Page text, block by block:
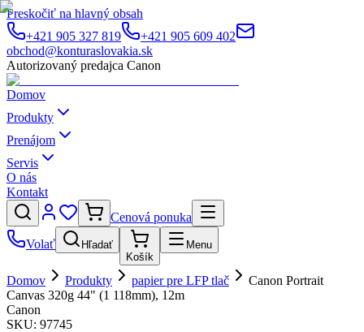
Preskočiť na hlavný obsah
+421 905 327 819
+421 905 609 402
obchod@konturaslovakia.sk
Autorizovaný predajca Canon
Domov
Produkty
Prenájom
Servis
O nás
Kontakt
Cenová ponuka
Volať
Hľadať
Košík
Menu
Domov Produkty papier pre LFP tlač
Canon Portrait
Canvas 320g 44" (1 118mm), 12m
Canon
SKU: 97745